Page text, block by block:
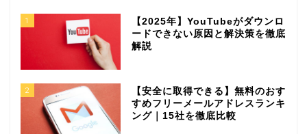
1
【2025年】YouTubeがダウンロ
ードできない原因と解決策を徹底
解説
2
【安全に取得できる】無料のおす
すめフリーメールアドレスランキ
ング｜15社を徹底比較